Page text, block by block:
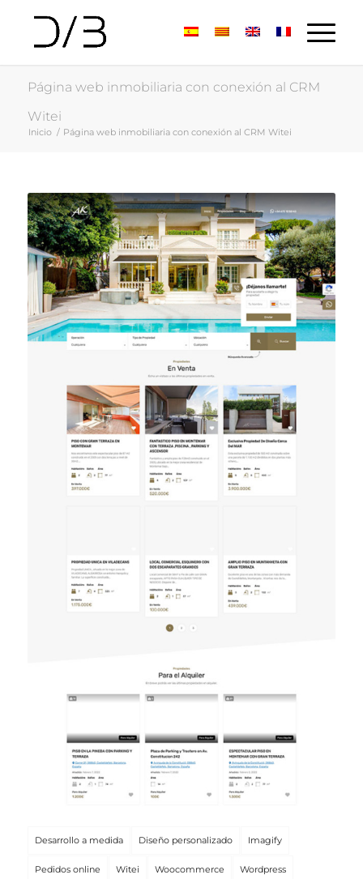
Página web inmobiliaria con conexión al CRM
Witei
Inicio / Página web inmobiliaria con conexión al CRM Witei
Desarrollo a medida Diseño personalizado Imagify
Pedidos online Witei Woocommerce Wordpress